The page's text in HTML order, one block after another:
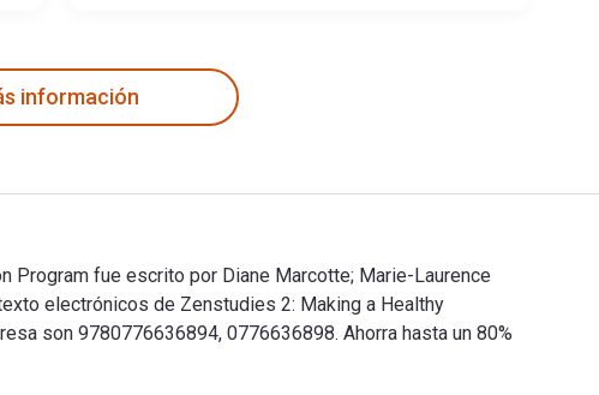
información
Program fue escrito por Diane Marcotte; Marie-Laurence
electrónicos de Zenstudies 2: Making a Healthy
son 9780776636894, 0776636898. Ahorra hasta un 80%